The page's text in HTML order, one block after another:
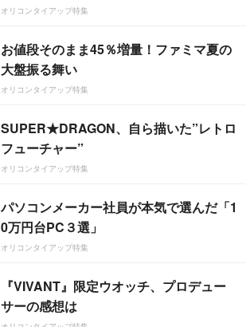
オリコンタイアップ特集
お値段そのまま45％増量！ファミマ夏の
大盤振る舞い
オリコンタイアップ特集
SUPER★DRAGON、自ら描いた”レトロ
フューチャー”
オリコンタイアップ特集
パソコンメーカー社員が本気で選んだ「1
0万円台PC３選」
オリコンタイアップ特集
『VIVANT』限定ウオッチ、プロデュー
サーの感想は